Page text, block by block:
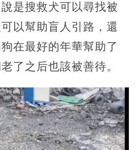
是搜救犬可以尋找被
以幫助盲人引路，還
在最好的年華幫助了
了之后也該被善待。